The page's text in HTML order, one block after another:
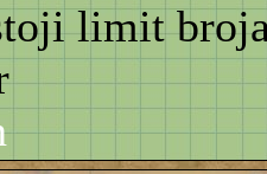
limit